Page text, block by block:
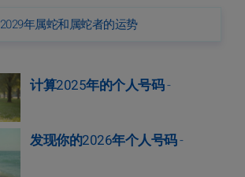
2029年属蛇和属蛇者的运势
计算2025年的个人号码-
发现你的2026年个人号码-